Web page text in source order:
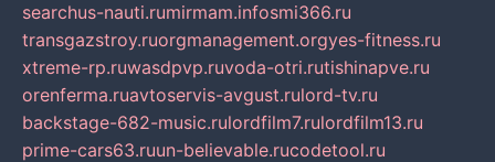
searchus-nauti.rumirmam.infosmi366.ru
transgazstroy.ruorgmanagement.orgyes-fitness.ru
xtreme-rp.ruwasdpvp.ruvoda-otri.rutishinapve.ru
orenferma.ruavtoservis-avgust.rulord-tv.ru
backstage-682-music.rulordfilm7.rulordfilm13.ru
prime-cars63.ruun-believable.rucodetool.ru